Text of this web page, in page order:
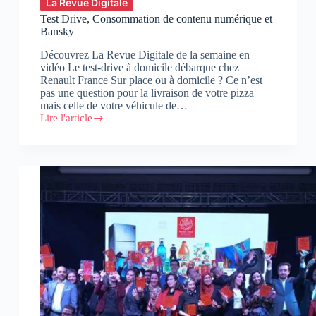
La Revue Digitale
Test Drive, Consommation de contenu numérique et
Bansky
Découvrez La Revue Digitale de la semaine en
vidéo Le test-drive à domicile débarque chez
Renault France Sur place ou à domicile ? Ce n’est
pas une question pour la livraison de votre pizza
mais celle de votre véhicule de…
Lire l'article
Test
contenu
Bansky